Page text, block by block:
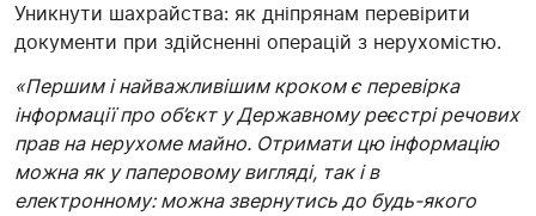
Уникнути шахрайства: як дніпрянам перевірити
документи при здійсненні операцій з нерухомістю.
«Першим і найважливішим кроком є перевірка
інформації про об’єкт у Державному реєстрі речових
прав на нерухоме майно. Отримати цю інформацію
можна як у паперовому вигляді, так і в
електронному: можна звернутись до будь-якого